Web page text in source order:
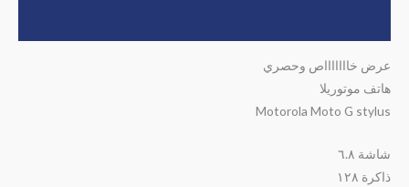
عرض خاااااااص وحصري
هاتف موتوريلا
Motorola Moto G stylus
شاشة ٦.٨
ذاكرة ١٢٨